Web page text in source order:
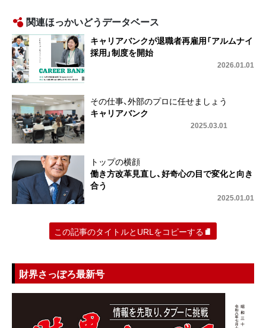
関連ほっかいどうデータベース
キャリアバンクが退職者再雇用「アルムナイ
採用」制度を開始
2026.01.01
その仕事、外部のプロに任せましょう
キャリアバンク
2025.03.01
トップの横顔
働き方改革見直し、好奇心の目で変化と向き
合う
2025.01.01
この記事のタイトルとURLをコピーする
財界さっぽろ最新号